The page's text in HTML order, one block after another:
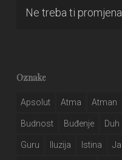
Ne treba ti promjena
Oznake
Apsolut Atma Atman
Budnost Buđenje Duh
Guru Iluzija Istina Ja